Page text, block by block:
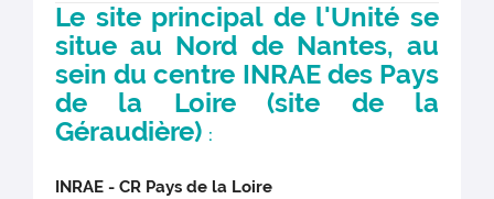
Le site principal de l'Unité se
situe au Nord de Nantes, au
sein du centre INRAE des Pays
de la Loire (site de la
Géraudière) :
INRAE - CR Pays de la Loire